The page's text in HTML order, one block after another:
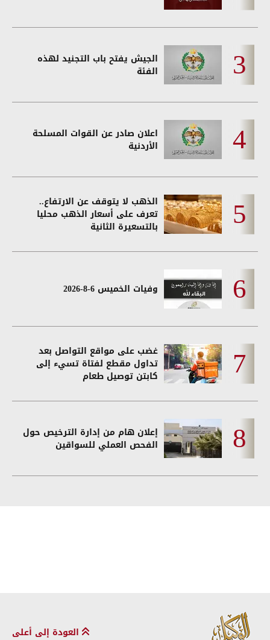
الجيش يفتح باب التجنيد لهذه
الفئة
اعلان صادر عن القوات المسلحة
الأردنية
الذهب لا يتوقف عن الارتفاع..
تعرف على أسعار الذهب محليا
بالتسعيرة الثانية
وفيات الخميس 6-8-2026
غضب على مواقع التواصل بعد
تداول مقطع لفتاة تسيء إلى
كابتن توصيل طعام
إعلان هام من إدارة الترخيص حول
الفحص العملي للسواقين
العودة إلى أعلى